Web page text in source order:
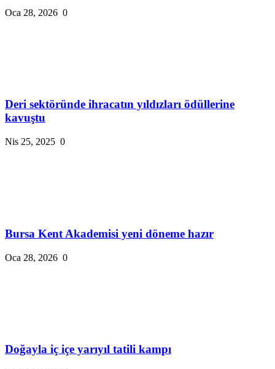
Oca 28, 2026 0
Deri sektöründe ihracatın yıldızları ödüllerine
kavuştu
Nis 25, 2025 0
Bursa Kent Akademisi yeni döneme hazır
Oca 28, 2026 0
Doğayla iç içe yarıyıl tatili kampı